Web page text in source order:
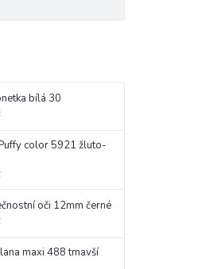
bílá 30
color 5921 žluto-
oči 12mm černé
maxi 488 tmavší